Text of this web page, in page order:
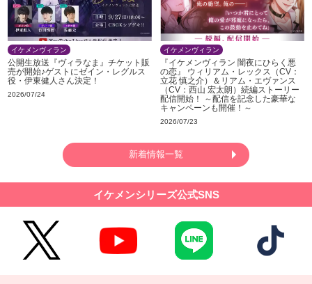
イケメンヴィラン
公開生放送『ヴィラなま』チケット販
売が開始♪ゲストにゼイン・レグルス
役・伊東健人さん決定！
2026/07/24
イケメンヴィラン
『イケメンヴィラン 闇夜にひらく悪
の恋』 ウィリアム・レックス（CV：
立花 慎之介）＆リアム・エヴァンス
（CV：西山 宏太朗）続編ストーリー
配信開始！ ～配信を記念した豪華な
キャンペーンも開催！～
2026/07/23
新着情報一覧
イケメンシリーズ公式SNS